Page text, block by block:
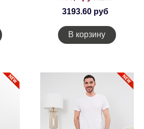
3193.60 руб
В корзину